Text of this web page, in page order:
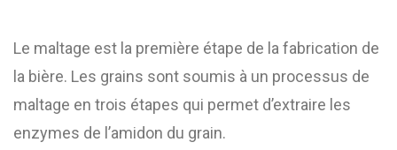
Le maltage est la première étape de la fabrication de
la bière. Les grains sont soumis à un processus de
maltage en trois étapes qui permet d’extraire les
enzymes de l’amidon du grain.